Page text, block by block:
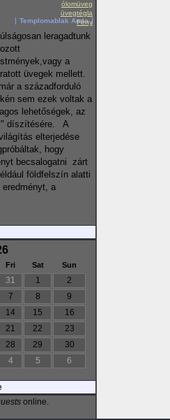
ólomüveg
üvegtégla
Fény
Templomablak Anno
leragadtunk
a
üvegek mellett.
a századforduló
sem ezek voltak a
lehetőségek, az
" díszítésére. A
elterjedése
hogy
becsalogatni zárt
földfelszín alatti
a
Fri Sat Sun
31 1
2
7 8
9
14 15
16
21 22
23
28 29
30
4 5 6
online.